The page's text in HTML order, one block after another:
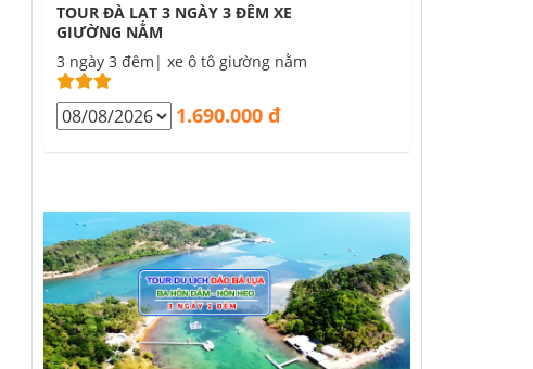
TOUR ĐÀ LẠT 3 NGÀY 3 ĐÊM XE
GIƯỜNG NẰM
3 ngày 3 đêm| xe ô tô giường nằm
1.690.000 đ